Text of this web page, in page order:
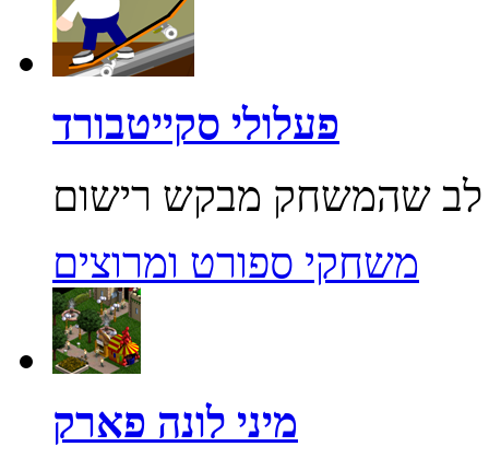
פעלולי סקייטבורד
משחקי ספורט ומרוצים
מיני לונה פארק